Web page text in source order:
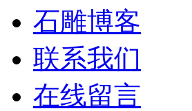
石雕博客
联系我们
在线留言